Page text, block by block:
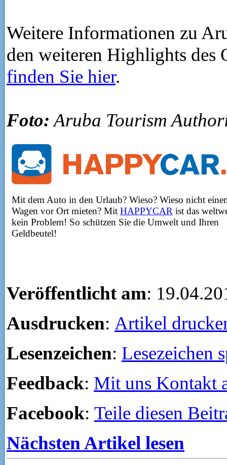
Weitere Informationen zu
den weiteren Highlights des
finden Sie hier.
Foto: Aruba Tourism
Mit dem Auto in den Urlaub? Wieso? Wieso nicht
Wagen vor Ort mieten? Mit HAPPYCAR ist das
kein Problem! So schützen Sie die Umwelt und Ihren
Geldbeutel!
Veröffentlicht am:
Ausdrucken: Artikel
Lesenzeichen: Lesezeichen
Feedback: Mit uns Kontakt
Facebook: Teile diesen
Nächsten Artikel lesen